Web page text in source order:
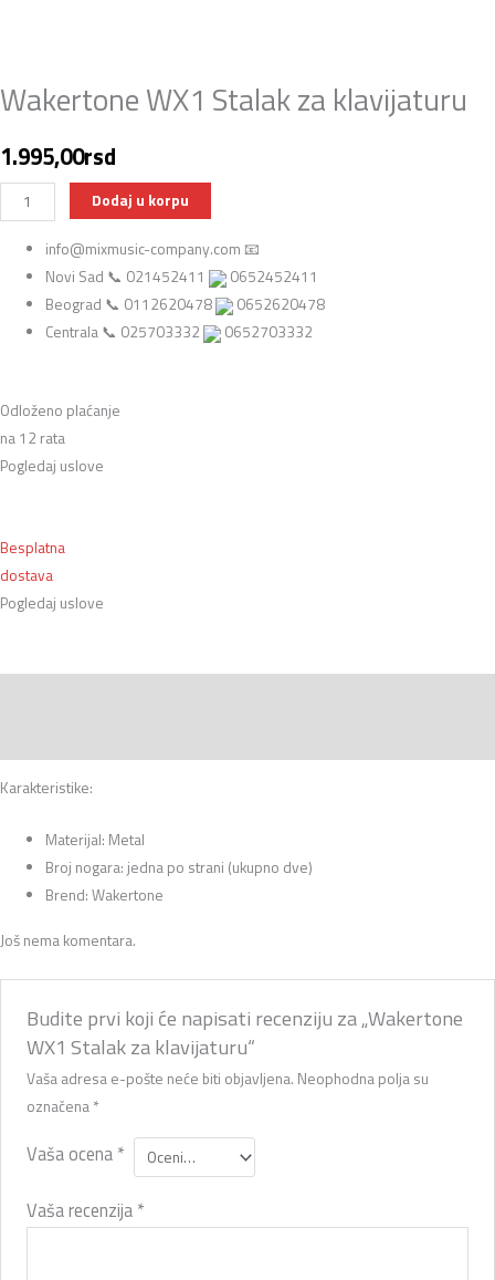
Wakertone WX1 Stalak za klavijaturu
1.995,00rsd
Dodaj u korpu
info@mixmusic-company.com 📧
Novi Sad 📞 021452411
0652452411
Beograd 📞 0112620478
0652620478
Centrala 📞 025703332
0652703332
Odloženo plaćanje
na 12 rata
Pogledaj uslove
Besplatna
dostava
Pogledaj uslove
Karakteristike:
Materijal: Metal
Broj nogara: jedna po strani (ukupno dve)
Brend: Wakertone
Još nema komentara.
Budite prvi koji će napisati recenziju za „Wakertone
WX1 Stalak za klavijaturu“
Vaša adresa e-pošte neće biti objavljena. Neophodna polja su
označena *
Vaša ocena *
Vaša recenzija *